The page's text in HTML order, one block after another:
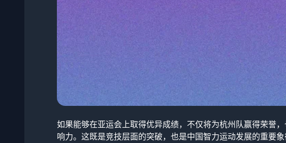
如果能够在亚运会上取得优异成绩，不仅将为杭州队赢得荣誉
响力。这既是竞技层面的突破，也是中国智力运动发展的重要象